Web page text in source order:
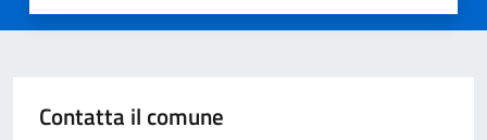
Contatta il comune